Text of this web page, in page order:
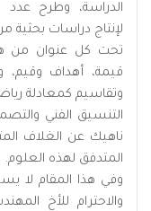
الدراسة، وطرح عدد
لإنتاج دراسات بحثية
تحت كل عنوان من
قيمة، أهداف وقيم،
وتقاسيم كمعادلة
التنسيق الفني
ناهيك عن الغلاف
المتدفق لهذه العلوم.
وفي هذا المقام لا
والاحترام للأخ